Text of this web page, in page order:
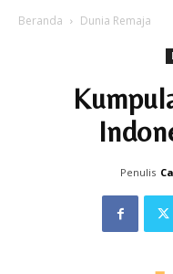
Beranda Dunia Remaja
Penulis